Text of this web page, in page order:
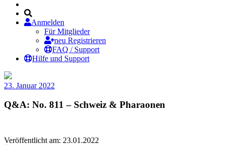
Anmelden
Für Mitglieder
neu Registrieren
FAQ / Support
Hilfe und Support
23. Januar 2022
Q&A: No. 811 – Schweiz & Pharaonen
Veröffentlicht am: 23.01.2022